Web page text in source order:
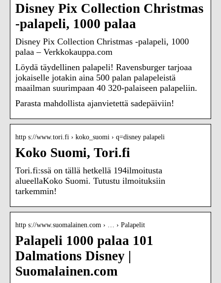
Disney Pix Collection Christmas
-palapeli, 1000 palaa
Disney Pix Collection Christmas -palapeli, 1000
palaa – Verkkokauppa.com
Löydä täydellinen palapeli! Ravensburger tarjoaa
jokaiselle jotakin aina 500 palan palapeleistä
maailman suurimpaan 40 320-palaiseen palapeliin.
Parasta mahdollista ajanvietettä sadepäiviin!
http s://www.tori.fi › koko_suomi › q=disney palapeli
Koko Suomi, Tori.fi
Tori.fi:ssä on tällä hetkellä 194ilmoitusta
alueellaKoko Suomi. Tutustu ilmoituksiin
tarkemmin!
http s://www.suomalainen.com › … › Palapelit
Palapeli 1000 palaa 101
Dalmations Disney |
Suomalainen.com